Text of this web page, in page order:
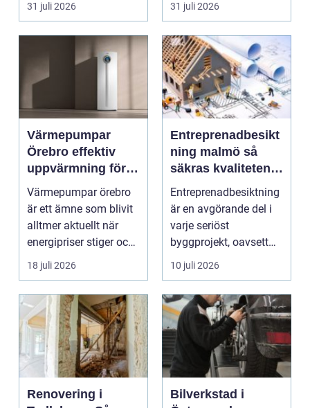
smu...
31 juli 2026 31 juli 2026
Värmepumpar
Örebro effektiv
uppvärmning för
hus och
fastigheter
Värmepumpar örebro
är ett ämne som blivit
alltmer aktuellt när
energipriser stiger och
fler vill sän...
18 juli 2026
Entreprenadbesikt
ning malmö så
säkras kvaliteten i
byggprojekt
Entreprenadbesiktning
är en avgörande del i
varje seriöst
byggprojekt, oavsett
om det handlar om en
10 juli 2026
Renovering i
Bilverkstad i